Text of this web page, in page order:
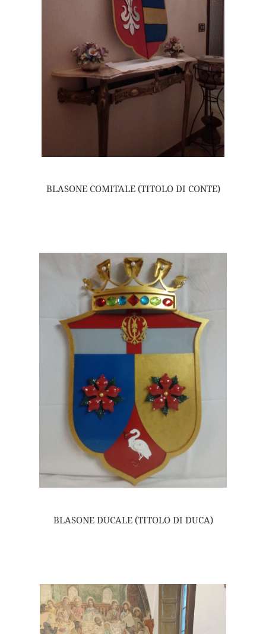
BLASONE COMITALE (TITOLO DI CONTE)
BLASONE DUCALE (TITOLO DI DUCA)